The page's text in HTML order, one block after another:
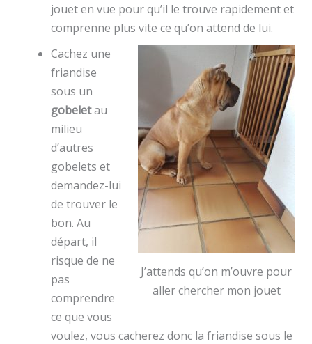
jouet en vue pour qu’il le trouve rapidement et
comprenne plus vite ce qu’on attend de lui.
J’attends qu’on m’ouvre pour
aller chercher mon jouet
Cachez une
friandise
sous un
gobeletau
milieu
d’autres
gobelets et
demandez-lui
de trouver le
bon. Au
départ, il
risque de ne
pas
comprendre
ce que vous
voulez, vous cacherez donc la friandise sous le